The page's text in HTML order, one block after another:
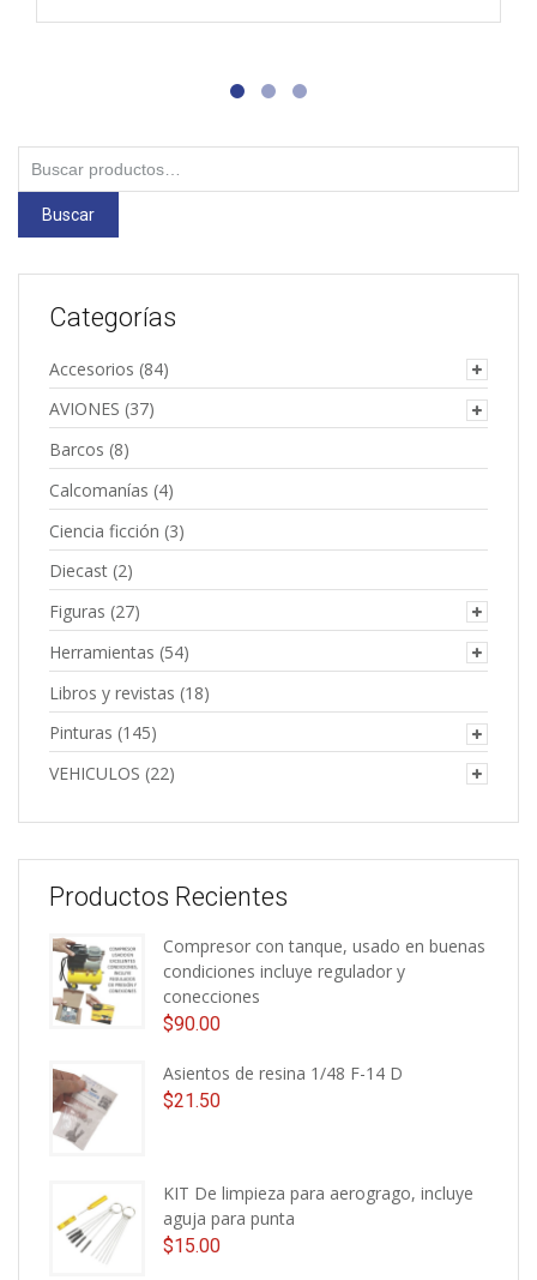
Buscar
por:
Buscar
Categorías
Accesorios (84)
AVIONES (37)
Barcos (8)
Calcomanías (4)
Ciencia ficción (3)
Diecast (2)
Figuras (27)
Herramientas (54)
Libros y revistas (18)
Pinturas (145)
VEHICULOS (22)
Productos Recientes
Compresor con tanque, usado en buenas
condiciones incluye regulador y
conecciones
$90.00
Asientos de resina 1/48 F-14 D
$21.50
KIT De limpieza para aerogrago, incluye
aguja para punta
$15.00